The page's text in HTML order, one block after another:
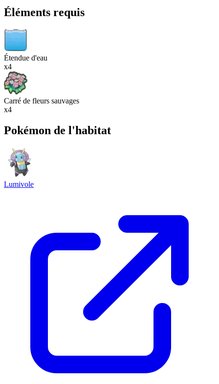
Éléments requis
Étendue d'eau
x4
Carré de fleurs sauvages
x4
Pokémon de l'habitat
Lumivole